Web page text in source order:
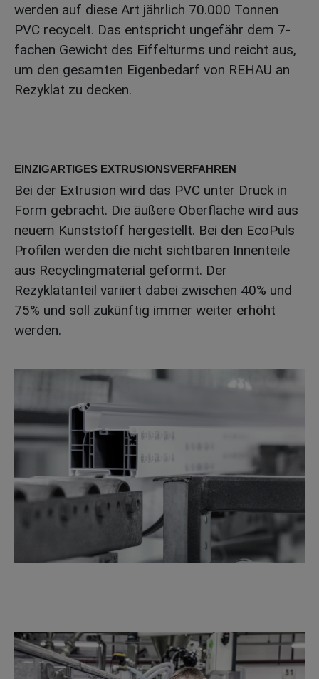
werden auf diese Art jährlich 70.000 Tonnen
PVC recycelt. Das entspricht ungefähr dem 7-
fachen Gewicht des Eiffelturms und reicht aus,
um den gesamten Eigenbedarf von REHAU an
Rezyklat zu decken.
EINZIGARTIGES EXTRUSIONSVERFAHREN
Bei der Extrusion wird das PVC unter Druck in
Form gebracht. Die äußere Oberfläche wird aus
neuem Kunststoff hergestellt. Bei den EcoPuls
Profilen werden die nicht sichtbaren Innenteile
aus Recyclingmaterial geformt. Der
Rezyklatanteil variiert dabei zwischen 40% und
75% und soll zukünftig immer weiter erhöht
werden.